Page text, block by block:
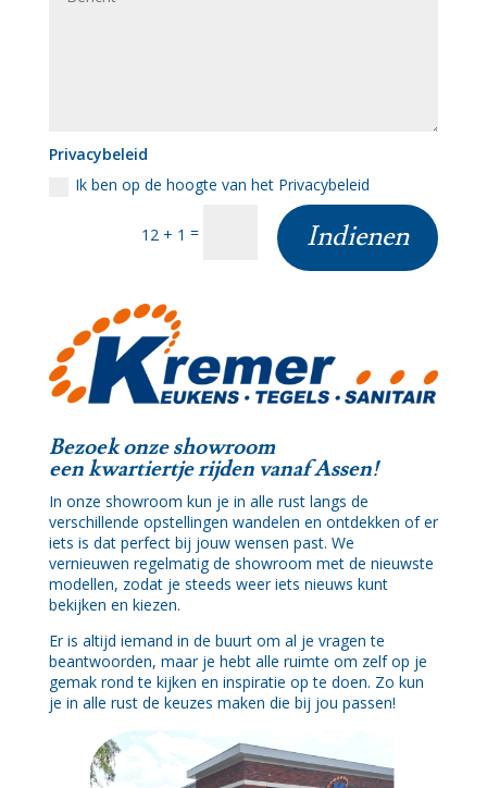
Privacybeleid
Ik ben op de hoogte van het Privacybeleid
12 + 1 = Indienen
Bezoek onze showroom
een kwartiertje rijden vanaf Assen!
In onze showroom kun je in alle rust langs de
verschillende opstellingen wandelen en ontdekken of er
iets is dat perfect bij jouw wensen past. We
vernieuwen regelmatig de showroom met de nieuwste
modellen, zodat je steeds weer iets nieuws kunt
bekijken en kiezen.
Er is altijd iemand in de buurt om al je vragen te
beantwoorden, maar je hebt alle ruimte om zelf op je
gemak rond te kijken en inspiratie op te doen. Zo kun
je in alle rust de keuzes maken die bij jou passen!